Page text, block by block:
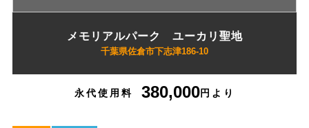
メモリアルパーク ユーカリ聖地
千葉県佐倉市下志津186-10
永代使用料 380,000円より